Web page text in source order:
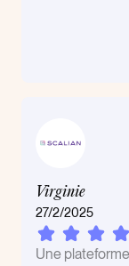
Virginie
27/2/2025
Une